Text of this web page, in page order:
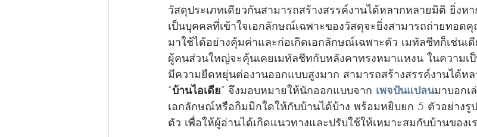
วัสดุประเภทเดียวกันสามารถสร้างสรรค์งานได้หลากหลายมิติ ยิ่งห
เป็นบุคคลที่เข้าใจเอกลักษณ์เฉพาะของวัสดุจะยิ่งสามารถถ่ายทอด
มาใช้ได้อย่างคุ้มค่าและก่อเกิดเอกลักษณ์เฉพาะตัว เมทัลชีทก็เช่นเ
ผู้คนส่วนใหญ่จะคุ้นเคยเมทัลชีทกับหลังคาทรงหมาแหงน ในความเ
มีความยืดหยุ่นต่องานออกแบบสูงมาก สามารถสร้างสรรค์งานได้ห
“บ้านไอเดีย” จึงมอบหมายให้นักออกแบบจาก เพจปันแปลนมาบอกเ
เอกลักษณ์หรือกิมมิกใดให้กับบ้านได้บ้าง พร้อมหยิบยก 5 ตัวอย่างรู
ตัว เพื่อให้ผู้อ่านได้เกิดแนวทางและปรับใช้ให้เหมาะสมกับบ้านของเ